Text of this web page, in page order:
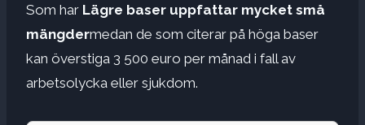
Som har Lägre baser uppfattar mycket små
mängdermedan de som citerar på höga baser
kan överstiga 3 500 euro per månad i fall av
arbetsolycka eller sjukdom.